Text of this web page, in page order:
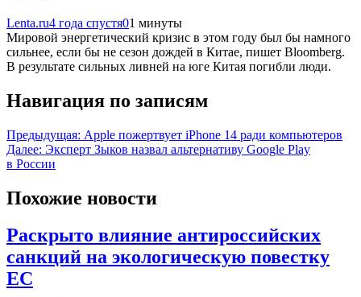
Lenta.ru4 года спустя01 минуты
Мировой энергетический кризис в этом году был бы намного
сильнее, если бы не сезон дождей в Китае, пишет Bloomberg.
В результате сильных ливней на юге Китая погибли люди.
Навигация по записям
Предыдущая: Apple пожертвует iPhone 14 ради компьютеров
Далее: Эксперт Зыков назвал альтернативу Google Play
в России
Похожие новости
Раскрыто влияние антироссийских
санкций на экологическую повестку
ЕС